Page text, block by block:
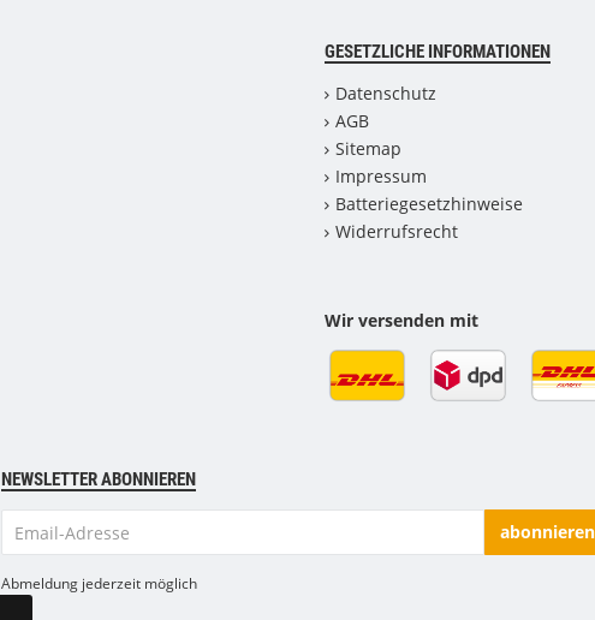
GESETZLICHE INFORMATIONEN
Datenschutz
AGB
Sitemap
Impressum
Batteriegesetzhinweise
Widerrufsrecht
Wir versenden mit
NEWSLETTER ABONNIEREN
Adresse
abonnieren
Abmeldung jederzeit möglich